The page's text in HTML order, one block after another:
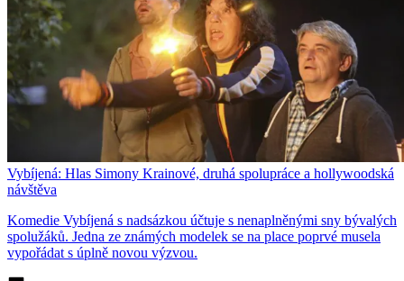
Vybíjená: Hlas Simony Krainové, druhá spolupráce a hollywoodská
návštěva
Komedie Vybíjená s nadsázkou účtuje s nenaplněnými sny bývalých
spolužáků. Jedna ze známých modelek se na place poprvé musela
vypořádat s úplně novou výzvou.